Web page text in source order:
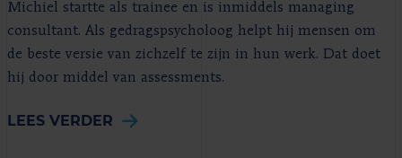
Michiel startte als trainee en is inmiddels managing
consultant. Als gedragspsycholoog helpt hij mensen om
de beste versie van zichzelf te zijn in hun werk. Dat doet
hij door middel van assessments.
LEES VERDER